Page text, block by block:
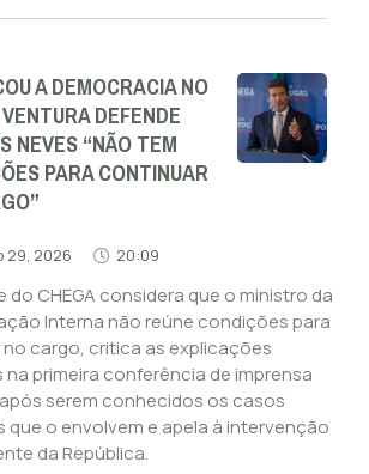
A DEMOCRACIA NO
DEFENDE
NEVES “NÃO TEM
PARA CONTINUAR
29, 2026 20:09
do CHEGA considera que o ministro da
Interna não reúne condições para
cargo, critica as explicações
primeira conferência de imprensa
serem conhecidos os casos
que o envolvem e apela à intervenção
da República.